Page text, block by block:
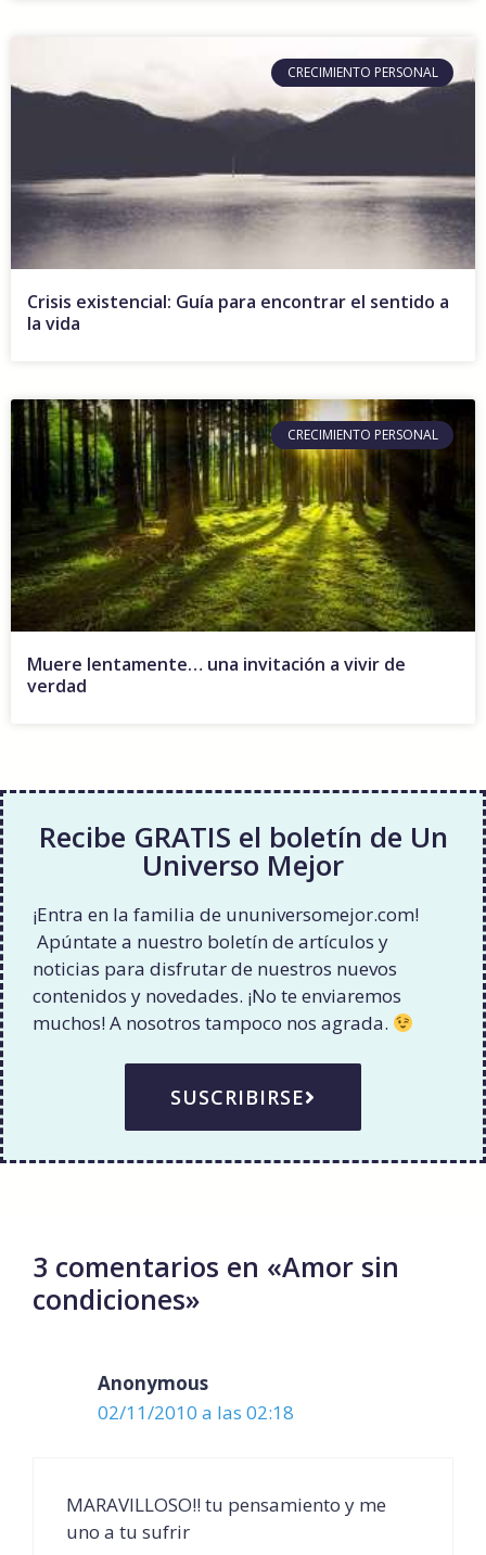
CRECIMIENTO PERSONAL
Crisis existencial: Guía para encontrar el sentido a
la vida
CRECIMIENTO PERSONAL
Muere lentamente… una invitación a vivir de
verdad
Recibe GRATIS el boletín de Un
Universo Mejor
¡Entra en la familia de ununiversomejor.com!
Apúntate a nuestro boletín de artículos y
noticias para disfrutar de nuestros nuevos
contenidos y novedades. ¡No te enviaremos
muchos! A nosotros tampoco nos agrada.
SUSCRIBIRSE
3 comentarios en «Amor sin
condiciones»
Anonymous
02/11/2010 a las 02:18
MARAVILLOSO!! tu pensamiento y me
uno a tu sufrir